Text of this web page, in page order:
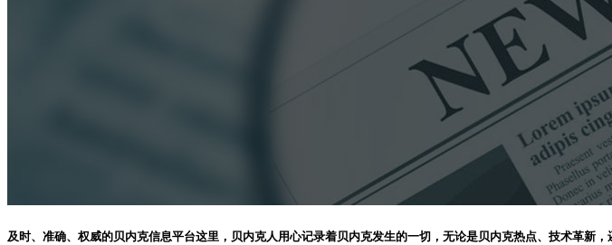
及时、准确、权威的贝内克信息平台这里，贝内克人用心记录着贝内克发生的一切，无论是贝内克热点、技术革新